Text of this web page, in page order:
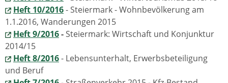
Heft 10/2016- Steiermark - Wohnbevölkerung am
1.1.2016, Wanderungen 2015
Heft 9/2016-Steiermark: Wirtschaft und Konjunktur
2014/15
Heft 8/2016- Lebensunterhalt, Erwerbsbeteiligung
und Beruf